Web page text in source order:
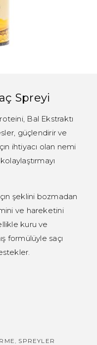
Spreyi
Bal Ekstraktı
güçlendirir ve
ihtiyacı olan nemi
şeklini bozmadan
ve hareketini
kuru ve
formülüyle saçı
SPREYLER